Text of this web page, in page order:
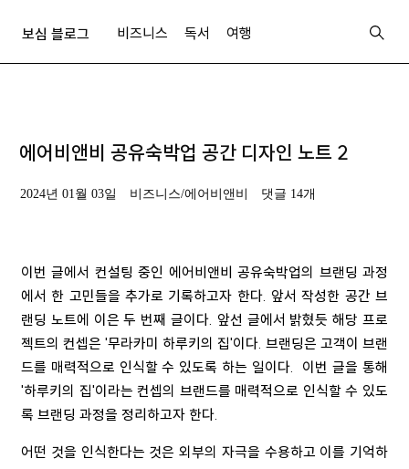
보심 블로그 비즈니스 독서 여행
에어비앤비 공유숙박업 공간 디자인 노트 2
2024년 01월 03일 비즈니스/에어비앤비 댓글 14개
이번 글에서 컨설팅 중인 에어비앤비 공유숙박업의 브랜딩 과정
에서 한 고민들을 추가로 기록하고자 한다. 앞서 작성한 공간 브
랜딩 노트에 이은 두 번째 글이다 . 앞선 글에서 밝혔듯 해당 프로
젝트의 컨셉은 '무라카미 하루키의 집'이다. 브랜딩은 고객이 브랜
드를 매력적으로 인식할 수 있도록 하는 일이다. 이번 글을 통해
'하루키의 집'이라는 컨셉의 브랜드를 매력적으로 인식할 수 있도
록 브랜딩 과정을 정리하고자 한다.
어떤 것을 인식한다는 것은 외부의 자극을 수용하고 이를 기억하